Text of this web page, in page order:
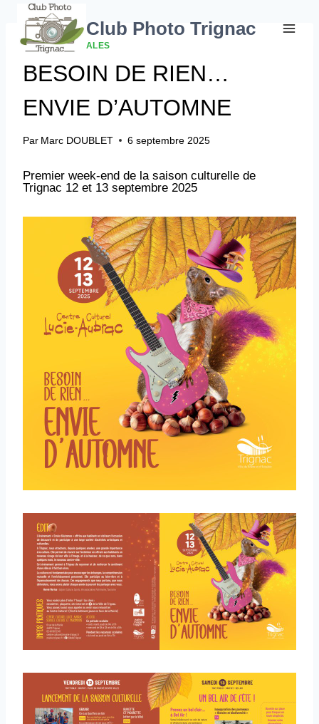
contenu
Club Photo Trignac
INFOS GÉNÉRALES
BESOIN DE RIEN…
ENVIE D’AUTOMNE
Par Marc DOUBLET 6 septembre 2025
Premier week-end de la saison culturelle de
Trignac 12 et 13 septembre 2025